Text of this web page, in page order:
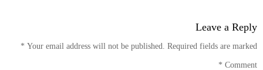
Leave a Reply
Your email address will not be published. Required fields are marked
*
Comment
*